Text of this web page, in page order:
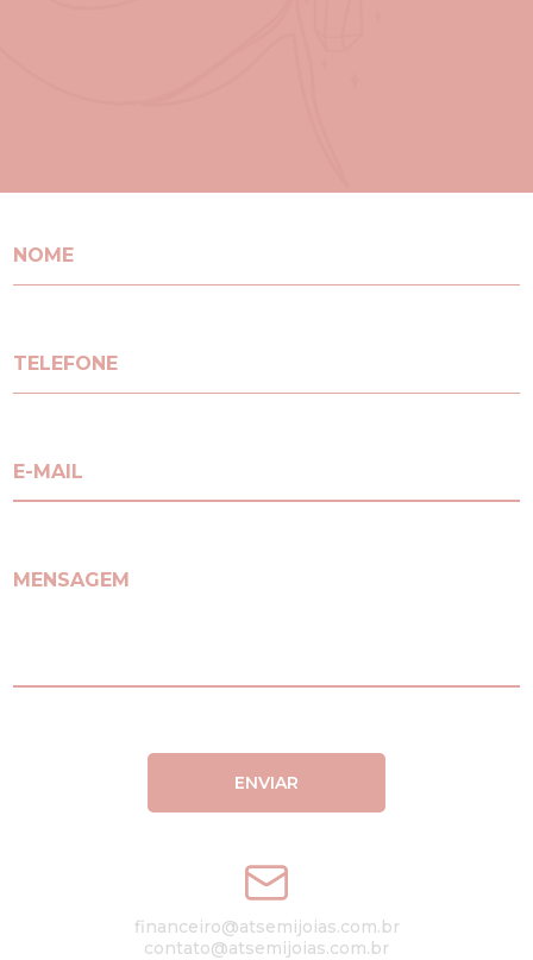
NOME
TELEFONE
E-MAIL
MENSAGEM
ENVIAR
financeiro@atsemijoias.com.br
contato@atsemijoias.com.br